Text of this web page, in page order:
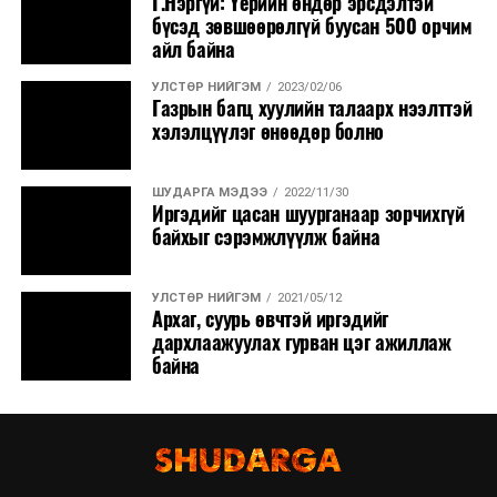
бүсэд зөвшөөрөлгүй буусан 500 орчим
айл байна
УЛСТӨР НИЙГЭМ 2023/02/06
Газрын багц хуулийн талаарх нээлттэй
хэлэлцүүлэг өнөөдөр болно
ШУДАРГА МЭДЭЭ 2022/11/30
Иргэдийг цасан шуурганаар зорчихгүй
байхыг сэрэмжлүүлж байна
УЛСТӨР НИЙГЭМ 2021/05/12
Архаг, суурь өвчтэй иргэдийг
дархлаажуулах гурван цэг ажиллаж
байна